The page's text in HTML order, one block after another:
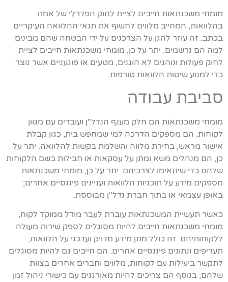
מומחי משכנתאות חייבים לציית לחוק הפדרלי של אמת
בהלוואות, המחייב מלווים לחשוף את תנאי ההלוואה העיקריים
בכתב. זה עוזר להגן על הצרכנים על ידי הבטחה שהם מבינים
למה הם נרשמים. יתר על כן, מומחי משכנתאות חייבים לציית
לחוק פעולות ונוהגים לא הוגנים, מטעים או פוגעניים אשר נוצר
כדי למנוע שיטות הלוואות טורפות.
סביבת עבודה
מומחי משכנתאות הם חלק מענף הנדל"ן ועובדים עם מגוון
לקוחות. הם מספקים הדרכה למי שמחפש בית, כגון קבלת
אישור מראש, בחירת מלווה והשלמת בקשות להלוואה. יתר על
כן, הם מנהלים משא ומתן על עסקאות או חבילות בשם הלקוחות
שלהם כדי שיתאימו לצרכיהם. יתר על כן, מומחי משכנתאות
מספקים מידע על תוכניות הלוואות ועניינים פיננסיים אחרים;
באופן עצמאי או בתוך חברת נדל"ן מבוססת.
כאשר תעשיית המשכנתאות עוברת לעבר מודל ממוקד לקוח,
מומחי משכנתאות חייבים להיות מסוגלים לספק שירות מעולה
ללקוחותיהם. זה כולל מתן מידע מדויק ועדכני על הלוואות,
תעריפים ונתונים פיננסיים אחרים. הם חייבים גם להיות מסוגלים
לתקשר ביעילות עם לקוחות, מלווים וחברים אחרים בצוות
שלהם; בנוסף הם צריכים להיות מאורגנים עם כישורי ניהול זמן